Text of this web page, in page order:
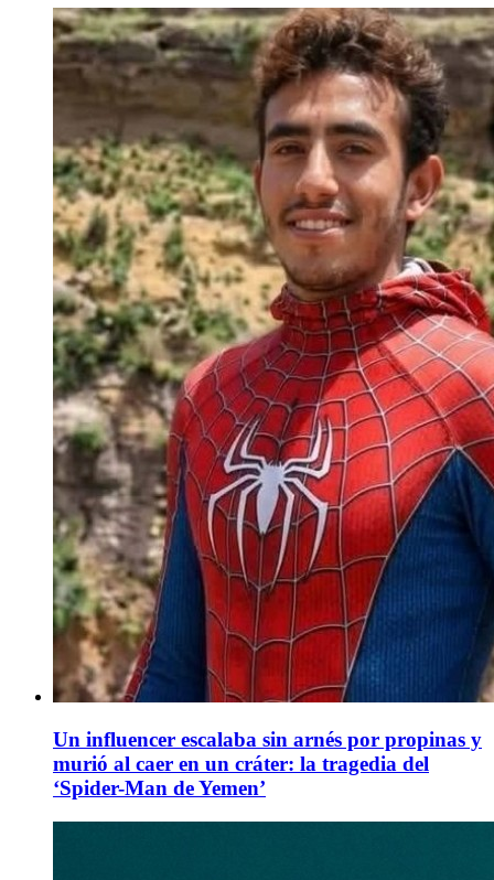
Un influencer escalaba sin arnés por propinas y
murió al caer en un cráter: la tragedia del
‘Spider-Man de Yemen’